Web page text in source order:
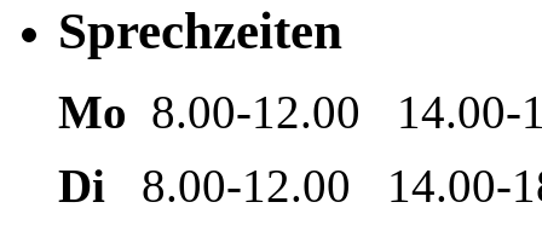
Sprechzeiten
Mo 8.00-12.00 14.00-
Di 8.00-12.00 14.00-